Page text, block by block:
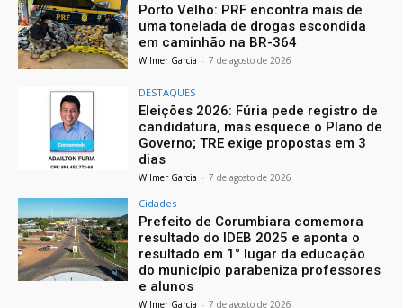
Porto Velho: PRF encontra mais de
uma tonelada de drogas escondida
em caminhão na BR-364
Wilmer Garcia - 7 de agosto de 2026
DESTAQUES
Eleições 2026: Fúria pede registro de
candidatura, mas esquece o Plano de
Governo; TRE exige propostas em 3
dias
Wilmer Garcia - 7 de agosto de 2026
Cidades
Prefeito de Corumbiara comemora
resultado do IDEB 2025 e aponta o
resultado em 1° lugar da educação
do município parabeniza professores
e alunos
Wilmer Garcia - 7 de agosto de 2026